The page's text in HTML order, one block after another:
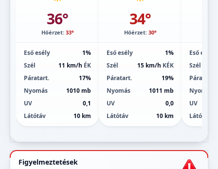
36°
Hőérzet: 33°
Eső esély
1%
Szél
11 km/h ÉK
Páratart.
17%
Nyomás
1010 mb
UV
0,1
Látótáv
10 km
34°
Hőérzet: 30°
Eső esély
1%
Szél
15 km/h KÉK
Páratart.
19%
Nyomás
1011 mb
UV
0,0
Látótáv
10 km
Eső esély
Szél
Páratart.
Nyomás
UV
Látótáv
Figyelmeztetések